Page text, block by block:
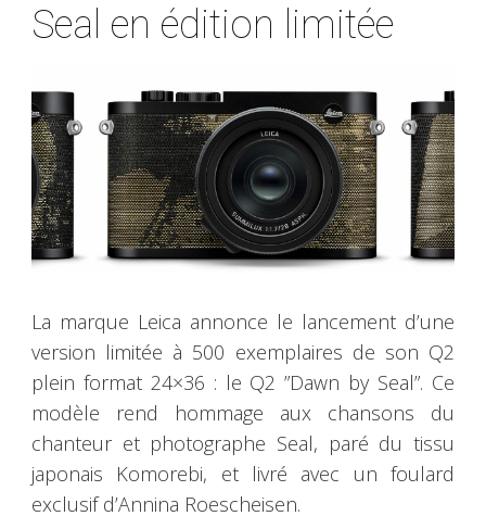
Seal en édition limitée
La marque Leica annonce le lancement d’une
version limitée à 500 exemplaires de son Q2
plein format 24×36 : le Q2 ”Dawn by Seal”. Ce
modèle rend hommage aux chansons du
chanteur et photographe Seal, paré du tissu
japonais Komorebi, et livré avec un foulard
exclusif d’Annina Roescheisen.